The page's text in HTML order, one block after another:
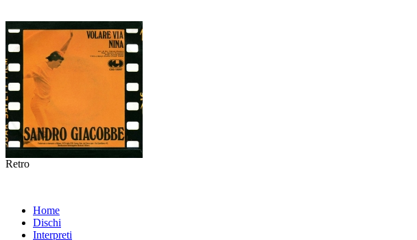
Retro
Home
Dischi
Interpreti